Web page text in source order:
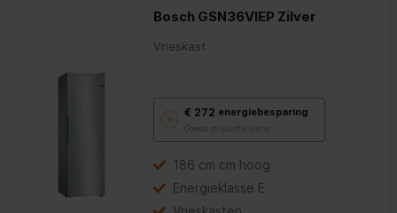
Bosch GSN36VIEP Zilver
Vrieskast
€ 272 energiebesparing
Goede prijs/efficiëntie
Youreko’s
voor
energiebesparing.
186 cm cm hoog
Energieklasse E